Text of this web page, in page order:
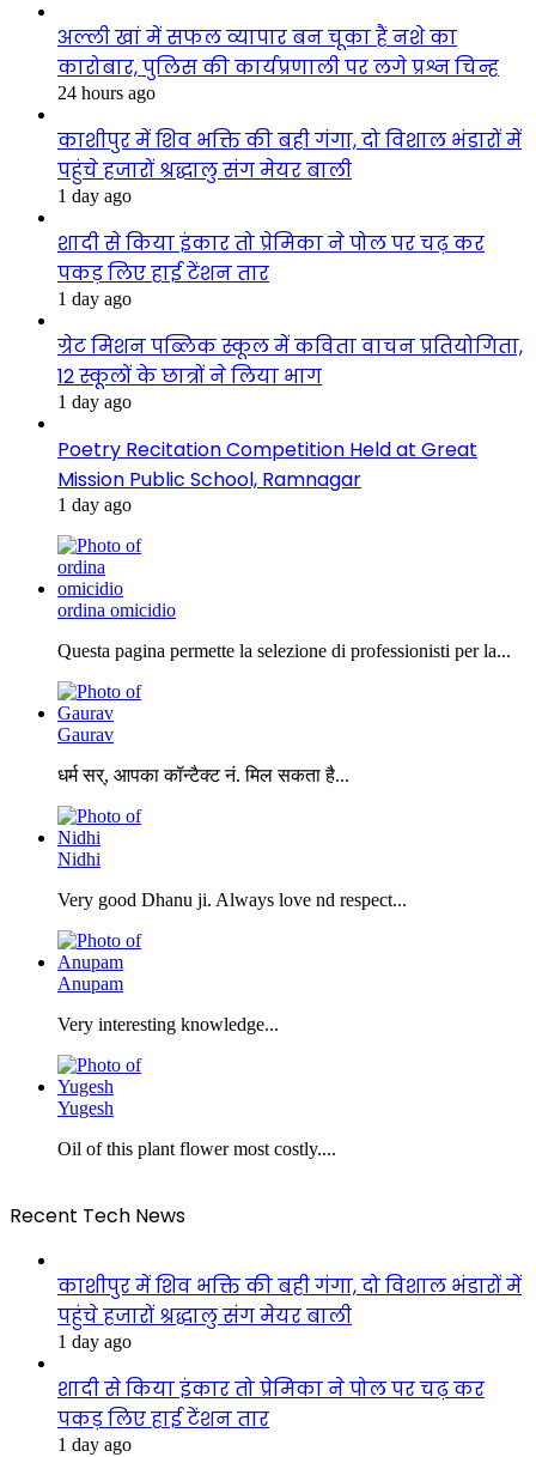
अल्ली खां में सफल व्यापार बन चूका हैं नशे का
कारोबार, पुलिस की कार्यप्रणाली पर लगे प्रश्न चिन्ह
24 hours ago
काशीपुर में शिव भक्ति की बही गंगा, दो विशाल भंडारों में
पहुंचे हजारों श्रद्धालु संग मेयर बाली
1 day ago
शादी से किया इंकार तो प्रेमिका ने पोल पर चढ़ कर
पकड़ लिए हाई टेंशन तार
1 day ago
ग्रेट मिशन पब्लिक स्कूल में कविता वाचन प्रतियोगिता,
12 स्कूलों के छात्रों ने लिया भाग
1 day ago
Poetry Recitation Competition Held at Great
Mission Public School, Ramnagar
1 day ago
ordina omicidio
Questa pagina permette la selezione di professionisti per la...
Gaurav
धर्म सर्, आपका कॉन्टैक्ट नं. मिल सकता है...
Nidhi
Very good Dhanu ji. Always love nd respect...
Anupam
Very interesting knowledge...
Yugesh
Oil of this plant flower most costly....
Recent Tech News
काशीपुर में शिव भक्ति की बही गंगा, दो विशाल भंडारों में
पहुंचे हजारों श्रद्धालु संग मेयर बाली
1 day ago
शादी से किया इंकार तो प्रेमिका ने पोल पर चढ़ कर
पकड़ लिए हाई टेंशन तार
1 day ago